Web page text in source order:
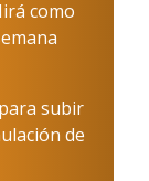
como
subir
de